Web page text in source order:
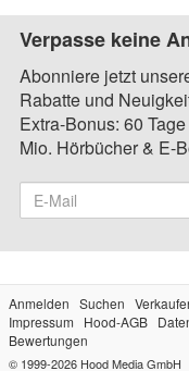
Verpasse keine
Abonniere jetzt
Rabatte und
Extra-Bonus: 60
Mio. Hörbücher & E-
Anmelden Suchen
Impressum
Hood-AGB
Bewertungen
© 1999-2026 Hood Media GmbH